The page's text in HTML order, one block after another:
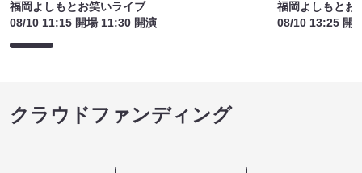
福岡よしもとお笑いライブ
08/10 11:15 開場 11:30 開演
福岡よしもとお
08/10 13:25 開
クラウドファンディング